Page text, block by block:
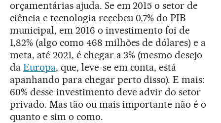
orçamentárias ajuda. Se em 2015 o setor de
ciência e tecnologia recebeu 0,7% do PIB
municipal, em 2016 o investimento foi de
1,82% (algo como 468 milhões de dólares) e a
meta, até 2021, é chegar a 3% (mesmo desejo
da Europa, que, leve-se em conta, está
apanhando para chegar perto disso). E mais:
60% desse investimento deve advir do setor
privado. Mas tão ou mais importante não é o
quanto e sim o como.